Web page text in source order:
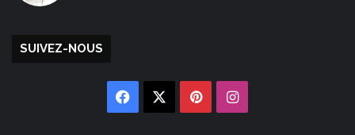
SUIVEZ-NOUS
Facebook PinterestInstagram